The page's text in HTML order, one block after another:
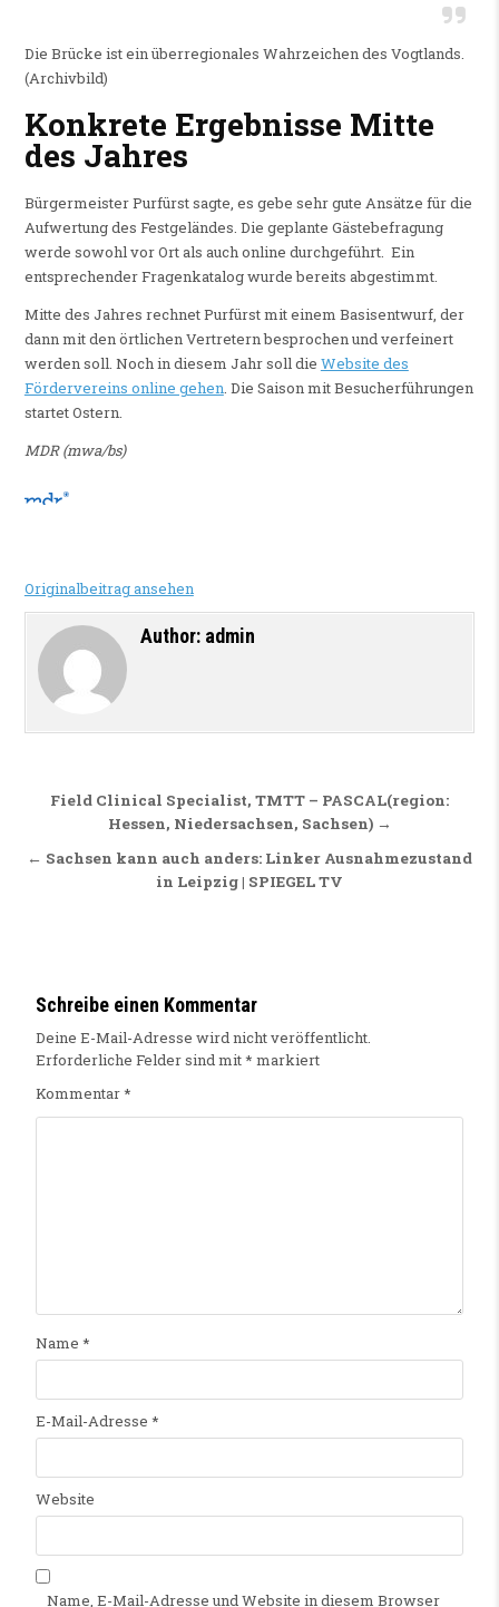
Die Brücke ist ein überregionales Wahrzeichen des Vogtlands.
(Archivbild)
Konkrete Ergebnisse Mitte
des Jahres
Bürgermeister Purfürst sagte, es gebe sehr gute Ansätze für die
Aufwertung des Festgeländes. Die geplante Gästebefragung
werde sowohl vor Ort als auch online durchgeführt. Ein
entsprechender Fragenkatalog wurde bereits abgestimmt.
Mitte des Jahres rechnet Purfürst mit einem Basisentwurf, der
dann mit den örtlichen Vertretern besprochen und verfeinert
werden soll. Noch in diesem Jahr soll die Website des
Fördervereins online gehen. Die Saison mit Besucherführungen
startet Ostern.
MDR (mwa/bs)
Originalbeitrag ansehen
Author: admin
Beitragsnavigation
Field Clinical Specialist, TMTT – PASCAL(region:
Hessen, Niedersachsen, Sachsen) →
← Sachsen kann auch anders: Linker Ausnahmezustand
in Leipzig | SPIEGEL TV
Schreibe einen Kommentar
Deine E-Mail-Adresse wird nicht veröffentlicht.
Erforderliche Felder sind mit* markiert
Kommentar*
Name *
E-Mail-Adresse *
Website
Name, E-Mail-Adresse und Website in diesem Browser